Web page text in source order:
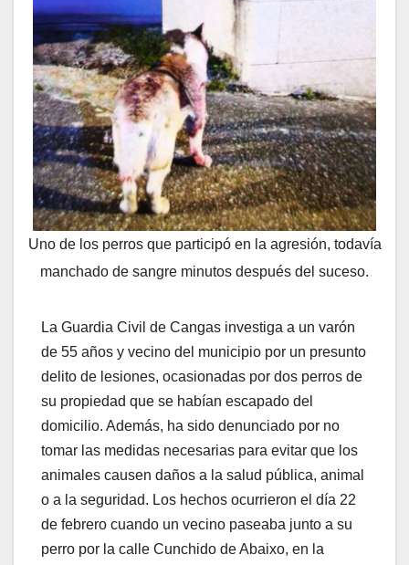
Uno de los perros que participó en la agresión, todavía
manchado de sangre minutos después del suceso.
La Guardia Civil de Cangas investiga a un varón
de 55 años y vecino del municipio por un presunto
delito de lesiones, ocasionadas por dos perros de
su propiedad que se habían escapado del
domicilio. Además, ha sido denunciado por no
tomar las medidas necesarias para evitar que los
animales causen daños a la salud pública, animal
o a la seguridad. Los hechos ocurrieron el día 22
de febrero cuando un vecino paseaba junto a su
perro por la calle Cunchido de Abaixo, en la